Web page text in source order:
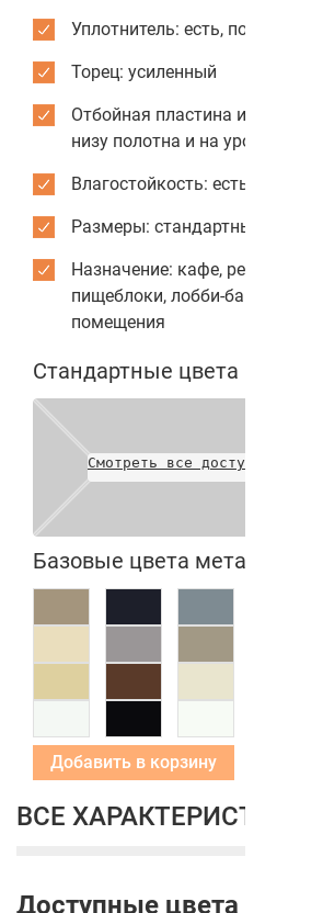
Уплотнитель: есть, по
Торец: усиленный
Отбойная пластина из
низу полотна и на уровне рук
Влагостойкость: есть
Размеры: стандартные или
Назначение: кафе, рестораны,
пищеблоки, лобби-бары,
помещения
Стандартные цвета полотен
Смотреть все доступные
Базовые цвета
Добавить в корзину
ВСЕ ХАРАКТЕРИСТИКИ
Доступные цвета